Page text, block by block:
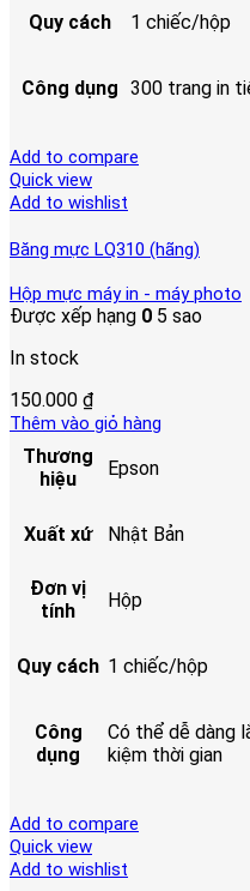
Quy cách 1 chiếc/hộp
Công dụng 300 trang in
Add to compare
Quick view
Add to wishlist
Băng mực LQ310 (hãng)
Hộp mực máy in - máy photo
Được xếp hạng 0 5 sao
In stock
150.000 ₫
Thêm vào giỏ hàng
Thương
hiệu
Epson
Xuất xứ Nhật Bản
Đơn vị
tính
Hộp
Quy cách 1 chiếc/hộp
Công
dụng
Có thể dễ dàng
kiệm thời gian
Add to compare
Quick view
Add to wishlist